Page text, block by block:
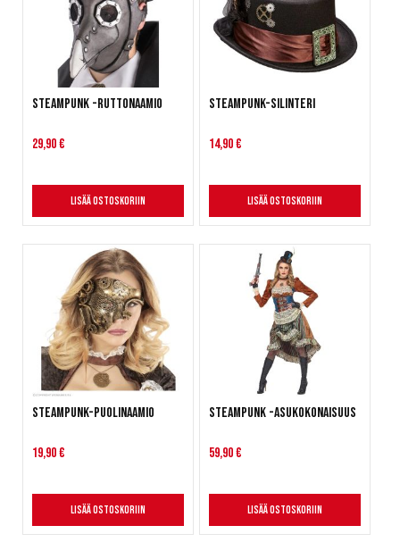
Steampunk -ruttonaamio
29,90 €
Lisää ostoskoriin
Steampunk-silinteri
14,90 €
Lisää ostoskoriin
Steampunk-puolinaamio
19,90 €
Lisää ostoskoriin
Steampunk -asukokonaisuus
59,90 €
Lisää ostoskoriin